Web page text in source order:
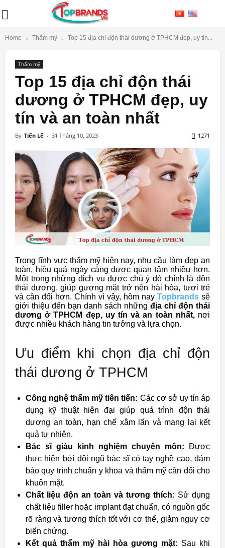
Home Thẩm mỹ Top 15 địa chỉ độn thái dương ở TPHCM đẹp, uy tín...
Thẩm mỹ
Top 15 địa chỉ độn thái
dương ở TPHCM đẹp, uy
tín và an toàn nhất
By Tiến Lê - 31 Tháng 10, 2023 1271
Trong lĩnh vực thẩm mỹ hiện nay, nhu cầu làm đẹp an
toàn, hiệu quả ngày càng được quan tâm nhiều hơn.
Một trong những dịch vụ được chú ý đó chính là độn
thái dương, giúp gương mặt trở nên hài hòa, tươi trẻ
và cân đối hơn. Chính vì vậy, hôm nay Topbrands sẽ
giới thiệu đến bạn danh sách những địa chỉ độn thái
dương ở TPHCM đẹp, uy tín và an toàn nhất,nơi
được nhiều khách hàng tin tưởng và lựa chọn.
Ưu điểm khi chọn địa chỉ độn
thái dương ở TPHCM
Công nghệ thẩm mỹ tiên tiến: Các cơ sở uy tín áp
dụng kỹ thuật hiện đại giúp quá trình độn thái
dương an toàn, hạn chế xâm lấn và mang lại kết
quả tự nhiên.
Bác sĩ giàu kinh nghiệm chuyên môn: Được
thực hiện bởi đội ngũ bác sĩ có tay nghề cao, đảm
bảo quy trình chuẩn y khoa và thẩm mỹ cân đối cho
khuôn mặt.
Chất liệu độn an toàn và tương thích: Sử dụng
chất liệu filler hoặc implant đạt chuẩn, có nguồn gốc
rõ ràng và tương thích tốt với cơ thể, giảm nguy cơ
biến chứng.
Kết quả thẩm mỹ hài hòa gương mặt: Sau khi